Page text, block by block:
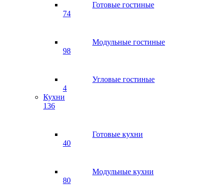
Готовые гостиные
74
Модульные гостиные
98
Угловые гостиные
4
Кухни
136
Готовые кухни
40
Модульные кухни
80